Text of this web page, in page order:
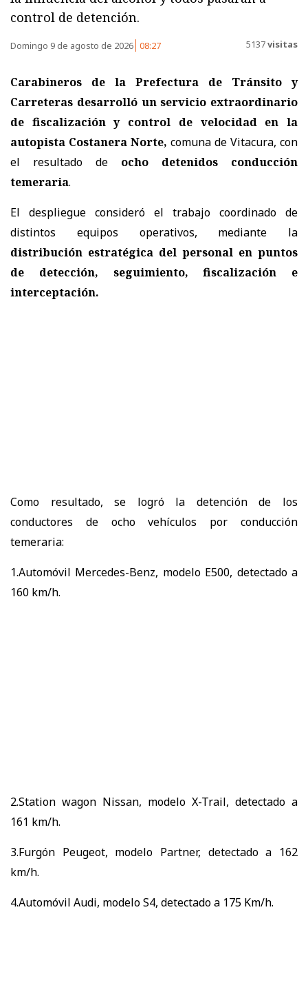
control de detención.
Domingo 9 de agosto de 2026 08:27 5137visitas
Carabineros de la Prefectura de Tránsito y
Carreteras desarrolló un servicio extraordinario
de fiscalización y control de velocidad en la
autopista Costanera Norte, comuna de Vitacura, con
el resultado de ocho detenidos conducción
temeraria.
El despliegue consideró el trabajo coordinado de
distintos equipos operativos, mediante la
distribución estratégica del personal en puntos
de detección, seguimiento, fiscalización e
interceptación.
Como resultado, se logró la detención de los
conductores de ocho vehículos por conducción
temeraria:
1.Automóvil Mercedes-Benz, modelo E500, detectado a
160 km/h.
2.Station wagon Nissan, modelo X-Trail, detectado a
161 km/h.
3.Furgón Peugeot, modelo Partner, detectado a 162
km/h.
4.Automóvil Audi, modelo S4, detectado a 175 Km/h.